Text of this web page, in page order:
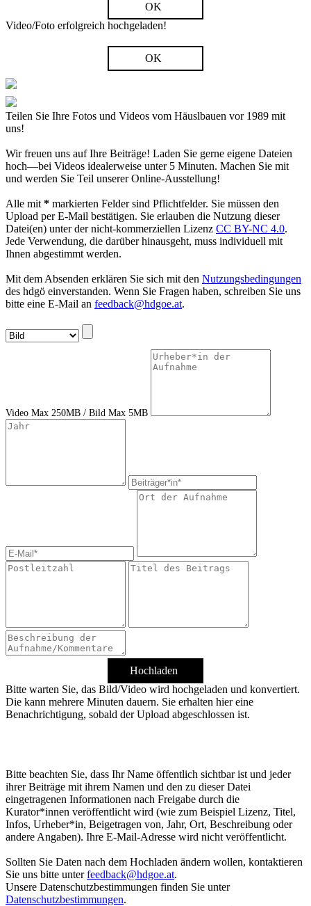
OK
Video/Foto erfolgreich hochgeladen!
OK
Teilen Sie Ihre Fotos und Videos vom Häuslbauen vor 1989 mit
uns!
Wir freuen uns auf Ihre Beiträge! Laden Sie gerne eigene Dateien
hoch—bei Videos idealerweise unter 5 Minuten. Machen Sie mit
und werden Sie Teil unserer Online-Ausstellung!
Alle mit * markierten Felder sind Pflichtfelder. Sie müssen den
Upload per E-Mail bestätigen. Sie erlauben die Nutzung dieser
Datei(en) unter der nicht-kommerziellen Lizenz CC BY-NC 4.0.
Jede Verwendung, die darüber hinausgeht, muss individuell mit
Ihnen abgestimmt werden.
Mit dem Absenden erklären Sie sich mit den Nutzungsbedingungen
des hdgö einverstanden. Wenn Sie Fragen haben, schreiben Sie uns
bitte eine E-Mail an feedback@hdgoe.at.
Video Max 250MB / Bild Max 5MB
Hochladen
Bitte warten Sie, das Bild/Video wird hochgeladen und konvertiert.
Die kann mehrere Minuten dauern. Sie erhalten hier eine
Benachrichtigung, sobald der Upload abgeschlossen ist.
Bitte beachten Sie, dass Ihr Name öffentlich sichtbar ist und jeder
ihrer Beiträge mit ihrem Namen und den zu dieser Datei
eingetragenen Informationen nach Freigabe durch die
Kurator*innen veröffentlicht wird (wie zum Beispiel Lizenz, Titel,
Infos, Urheber*in, Beigetragen von, Jahr, Ort, Beschreibung oder
andere Angaben). Ihre E-Mail-Adresse wird nicht veröffentlicht.
Sollten Sie Daten nach dem Hochladen ändern wollen, kontaktieren
Sie uns bitte unterfeedback@hdgoe.at.
Unsere Datenschutzbestimmungen finden Sie unter
Datenschutzbestimmungen.